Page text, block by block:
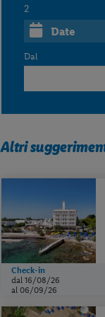
2
Date
Dal
Altri
Check-in
dal 16/08/26
al 06/09/26